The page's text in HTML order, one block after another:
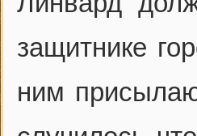
защитнике
ним